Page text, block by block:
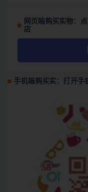
网页端购买实物：
店
手机端购买实：打开手